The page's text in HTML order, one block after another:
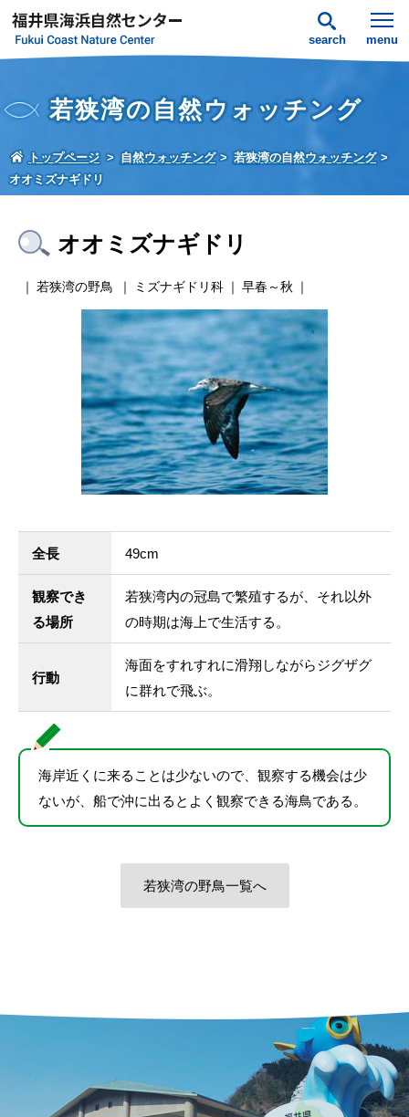
search menu
若狭湾の自然ウォッチング
トップページ 自然ウォッチング
若狭湾の自然ウォッチング
オオミズナギドリ
オオミズナギドリ
若狭湾の野鳥 ミズナギドリ科 早春～秋
全長 49cm
観察でき
る場所
若狭湾内の冠島で繁殖するが、それ以外
の時期は海上で生活する。
行動
海面をすれすれに滑翔しながらジグザグ
に群れで飛ぶ。
海岸近くに来ることは少ないので、観察する機会は少
ないが、船で沖に出るとよく観察できる海鳥である。
若狭湾の野鳥一覧へ